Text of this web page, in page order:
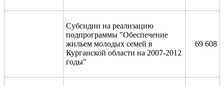
Субсидии на реализацию
подпрограммы "Обеспечение
жильем молодых семей в
Курганской области на 2007-2012
годы"
69 608